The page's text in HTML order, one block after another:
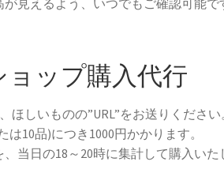
ョップ購入代行
ほしいものの”URL”をお送りください
は10品)につき1000円かかります。
当日の18～20時に集計して購入いた